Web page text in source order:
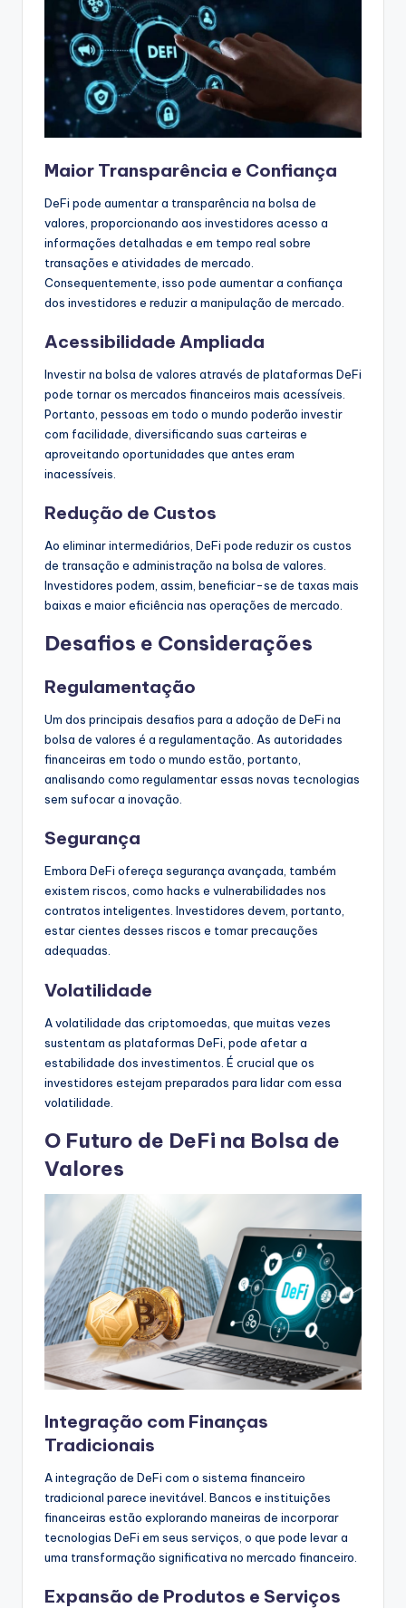
Maior Transparência e Confiança
DeFi pode aumentar a transparência na bolsa de
valores, proporcionando aos investidores acesso a
informações detalhadas e em tempo real sobre
transações e atividades de mercado.
Consequentemente, isso pode aumentar a confiança
dos investidores e reduzir a manipulação de mercado.
Acessibilidade Ampliada
Investir na bolsa de valores através de plataformas DeFi
pode tornar os mercados financeiros mais acessíveis.
Portanto, pessoas em todo o mundo poderão investir
com facilidade, diversificando suas carteiras e
aproveitando oportunidades que antes eram
inacessíveis.
Redução de Custos
Ao eliminar intermediários, DeFi pode reduzir os custos
de transação e administração na bolsa de valores.
Investidores podem, assim, beneficiar-se de taxas mais
baixas e maior eficiência nas operações de mercado.
Desafios e Considerações
Regulamentação
Um dos principais desafios para a adoção de DeFi na
bolsa de valores é a regulamentação. As autoridades
financeiras em todo o mundo estão, portanto,
analisando como regulamentar essas novas tecnologias
sem sufocar a inovação.
Segurança
Embora DeFi ofereça segurança avançada, também
existem riscos, como hacks e vulnerabilidades nos
contratos inteligentes. Investidores devem, portanto,
estar cientes desses riscos e tomar precauções
adequadas.
Volatilidade
A volatilidade das criptomoedas, que muitas vezes
sustentam as plataformas DeFi, pode afetar a
estabilidade dos investimentos. É crucial que os
investidores estejam preparados para lidar com essa
volatilidade.
O Futuro de DeFi na Bolsa de
Valores
Integração com Finanças
Tradicionais
A integração de DeFi com o sistema financeiro
tradicional parece inevitável. Bancos e instituições
financeiras estão explorando maneiras de incorporar
tecnologias DeFi em seus serviços, o que pode levar a
uma transformação significativa no mercado financeiro.
Expansão de Produtos e Serviços